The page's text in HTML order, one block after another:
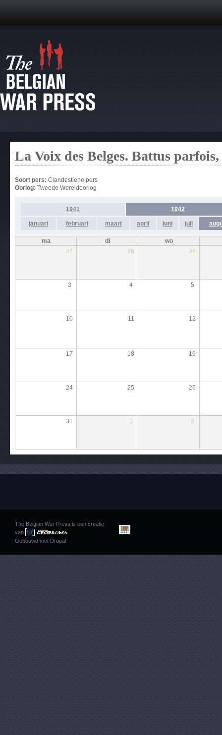
La Voix des Belges. Battus
Soort pers: Clandestiene pers
Oorlog: Tweede Wereldoorlog
1941 1942
januari februari maart april juni juli
ma di
wo
27
28 29
3 4 5
10 11 12
17 18 19
24 25 26
31 1 2
The Belgian War Press is een creatie
van
Gebouwd met Drupal